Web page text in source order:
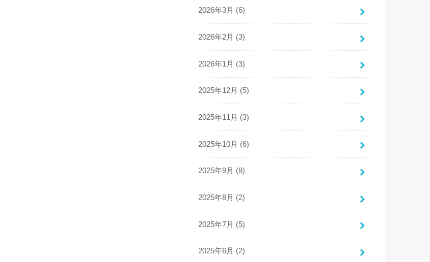
2026年3月 (6)
2026年2月 (3)
2026年1月 (3)
2025年12月 (5)
2025年11月 (3)
2025年10月 (6)
2025年9月 (8)
2025年8月 (2)
2025年7月 (5)
2025年6月 (2)